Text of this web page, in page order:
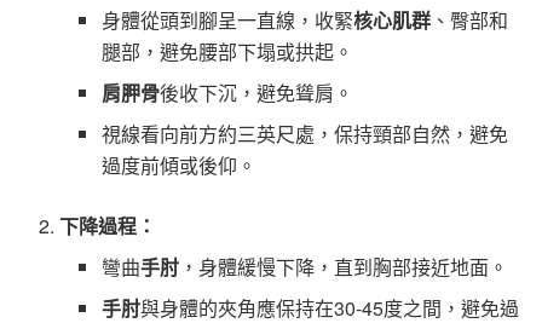
身體從頭到腳呈一直線，收緊核心肌群、臀部和
腿部，避免腰部下塌或拱起。
肩胛骨後收下沉，避免聳肩。
視線看向前方約三英尺處，保持頸部自然，避免
過度前傾或後仰。
下降過程：
彎曲手肘，身體緩慢下降，直到胸部接近地面。
手肘與身體的夾角應保持在30-45度之間，避免過